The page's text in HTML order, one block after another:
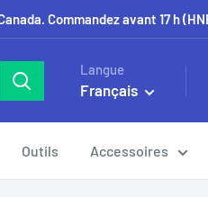
Commandez avant 17 h
Langue
Français
Outils Accessoires